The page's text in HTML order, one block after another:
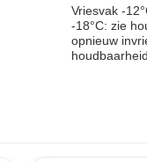
Vriesvak -
-18°C: zie
opnieuw